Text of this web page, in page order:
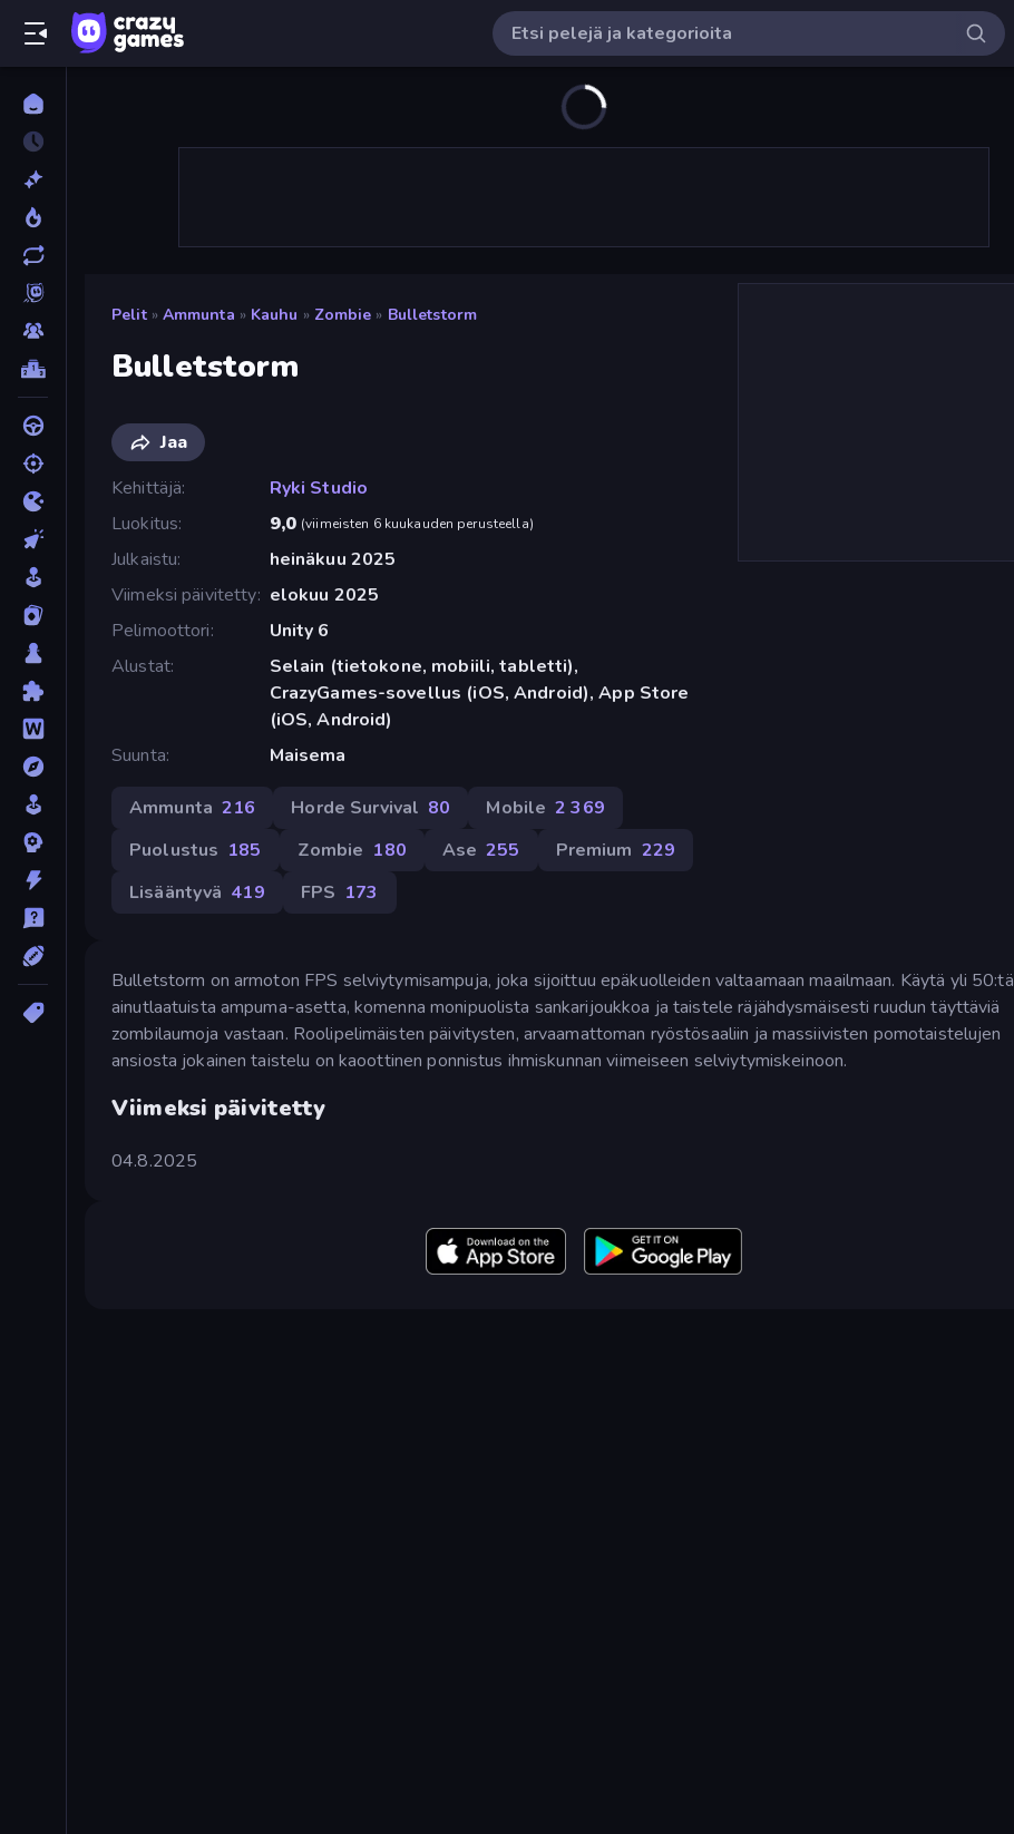
Pelit » Ammunta » Kauhu » Zombie » Bulletstorm
Bulletstorm
Jaa
Kehittäjä
Ryki Studio
Luokitus
9,0 (viimeisten 6 kuukauden perusteella)
Julkaistu
heinäkuu 2025
Viimeksi päivitetty elokuu 2025
Pelimoottori
Unity 6
Alustat
Selain (tietokone, mobiili, tabletti),
CrazyGames-sovellus (iOS, Android), App Store
(iOS, Android)
Suunta
Maisema
Ammunta 216 Horde Survival 80 Mobile 2 369
Puolustus 185 Zombie 180 Ase 255 Premium 229
Lisääntyvä 419 FPS 173
Bulletstorm on armoton FPS selviytymisampuja, joka sijoittuu epäkuolleiden valtaamaan maailmaan. Käytä yli 50:tä
ainutlaatuista ampuma-asetta, komenna monipuolista sankarijoukkoa ja taistele räjähdysmäisesti ruudun täyttäviä
zombilaumoja vastaan. Roolipelimäisten päivitysten, arvaamattoman ryöstösaaliin ja massiivisten pomotaistelujen
ansiosta jokainen taistelu on kaoottinen ponnistus ihmiskunnan viimeiseen selviytymiskeinoon.
Viimeksi päivitetty
04.8.2025